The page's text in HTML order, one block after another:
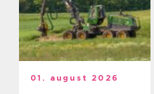
01. august 2026